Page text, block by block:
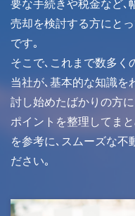
要な手続きや税金など､
売却を検討する方にと
です｡
そこで､これまで数多く
当社が､基本的な知識を
討し始めたばかりの方
ポイントを整理してま
を参考に､スムーズな不
ださい｡